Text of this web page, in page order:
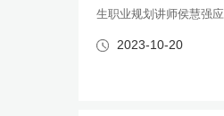
生职业规划讲师侯慧强应
2023-10-20